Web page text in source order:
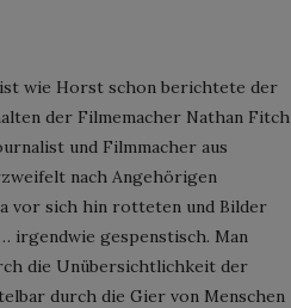
wie Horst schon berichtete der
der Filmemacher Nathan Fitch
und Filmmacher aus
nach Angehörigen
vor sich hin rotteten und Bilder
irgendwie gespenstisch. Man
die Unübersichtlichkeit der
durch die Gier von Menschen